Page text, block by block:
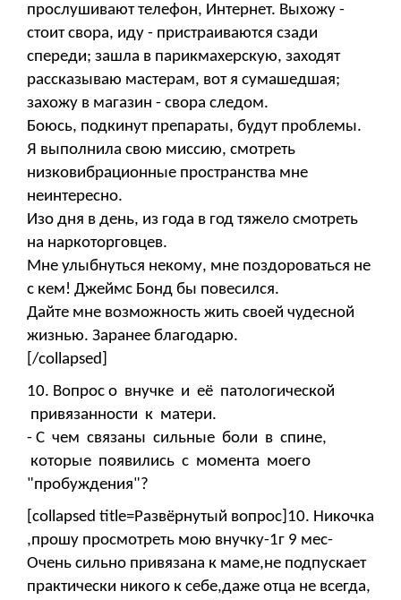
прослушивают телефон, Интернет. Выхожу -
стоит свора, иду - пристраиваются сзади
спереди; зашла в парикмахерскую, заходят
рассказываю мастерам, вот я сумашедшая;
захожу в магазин - свора следом.
Боюсь, подкинут препараты, будут проблемы.
Я выполнила свою миссию, смотреть
низковибрационные пространства мне
неинтересно.
Изо дня в день, из года в год тяжело смотреть
на наркоторговцев.
Мне улыбнуться некому, мне поздороваться не
с кем! Джеймс Бонд бы повесился.
Дайте мне возможность жить своей чудесной
жизнью. Заранее благодарю.
[/collapsed]
10. Вопрос о внучке и её патологической
привязанности к матери.
- С чем связаны сильные боли в спине,
которые появились с момента моего
"пробуждения"?
[collapsed title=Развёрнутый вопрос]10. Никочка
,прошу просмотреть мою внучку-1г 9 мес-
Очень сильно привязана к маме,не подпускает
практически никого к себе,даже отца не всегда,